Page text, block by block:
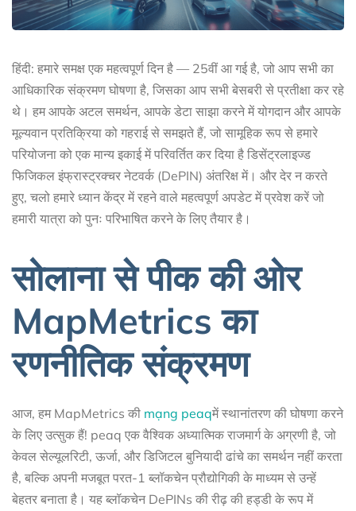
हिंदी: हमारे समक्ष एक महत्वपूर्ण दिन है — 25वीं आ गई है, जो आप सभी का
आधिकारिक संक्रमण घोषणा है, जिसका आप सभी बेसबरी से प्रतीक्षा कर रहे
थे। हम आपके अटल समर्थन, आपके डेटा साझा करने में योगदान और आपके
मूल्यवान प्रतिक्रिया को गहराई से समझते हैं, जो सामूहिक रूप से हमारे
परियोजना को एक मान्य इकाई में परिवर्तित कर दिया है डिसेंट्रलाइज्ड
फिजिकल इंफ्रास्ट्रक्चर नेटवर्क (DePIN) अंतरिक्ष में। और देर न करते
हुए, चलो हमारे ध्यान केंद्र में रहने वाले महत्वपूर्ण अपडेट में प्रवेश करें जो
हमारी यात्रा को पुनः परिभाषित करने के लिए तैयार है।
सोलाना से पीक की ओर
MapMetrics का
रणनीतिक संक्रमण
आज, हम MapMetrics की mạng peaqमें स्थानांतरण की घोषणा करने
के लिए उत्सुक हैं! peaq एक वैश्विक अध्यात्मिक राजमार्ग के अग्रणी है, जो
केवल सेल्यूलरिटी, ऊर्जा, और डिजिटल बुनियादी ढांचे का समर्थन नहीं करता
है, बल्कि अपनी मजबूत परत-1 ब्लॉकचेन प्रौद्योगिकी के माध्यम से उन्हें
बेहतर बनाता है। यह ब्लॉकचेन DePINs की रीढ़ की हड्डी के रूप में